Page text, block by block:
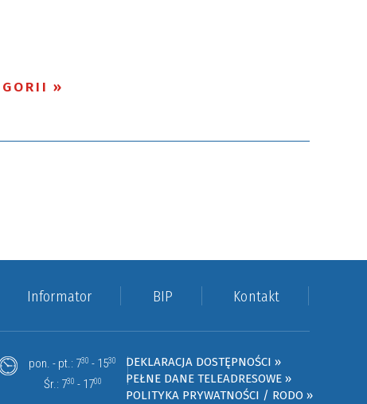
Informator BIP Kontakt
pon. - pt.: 730 - 1530
Śr.: 730 - 1700
DEKLARACJA DOSTĘPNOŚCI »
PEŁNE DANE TELEADRESOWE »
POLITYKA PRYWATNOŚCI / RODO »